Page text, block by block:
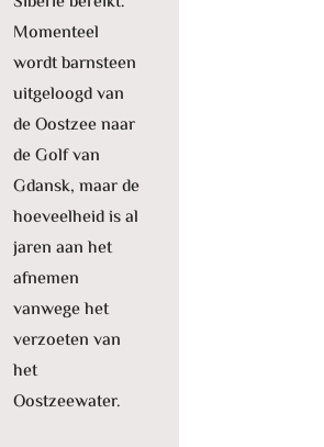
Momenteel
wordt barnsteen
uitgeloogd van
de Oostzee naar
de Golf van
Gdansk, maar de
hoeveelheid is al
jaren aan het
afnemen
vanwege het
verzoeten van
het
Oostzeewater.